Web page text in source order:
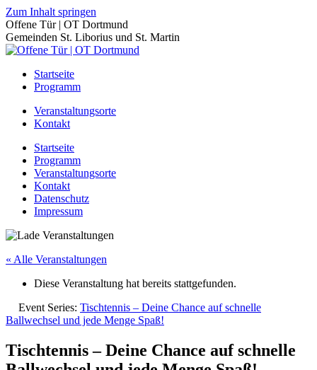
Zum Inhalt springen
Offene Tür | OT Dortmund
Gemeinden St. Liborius und St. Martin
Startseite
Programm
Veranstaltungsorte
Kontakt
Startseite
Programm
Veranstaltungsorte
Kontakt
Datenschutz
Impressum
« Alle Veranstaltungen
Diese Veranstaltung hat bereits stattgefunden.
Event Series: Tischtennis – Deine Chance auf schnelle
Ballwechsel und jede Menge Spaß!
Tischtennis – Deine Chance auf schnelle